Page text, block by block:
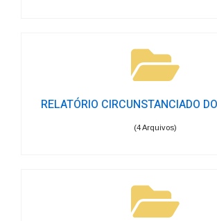
RELATÓRIO CIRCUNSTANCIADO
(4 Arquivos)